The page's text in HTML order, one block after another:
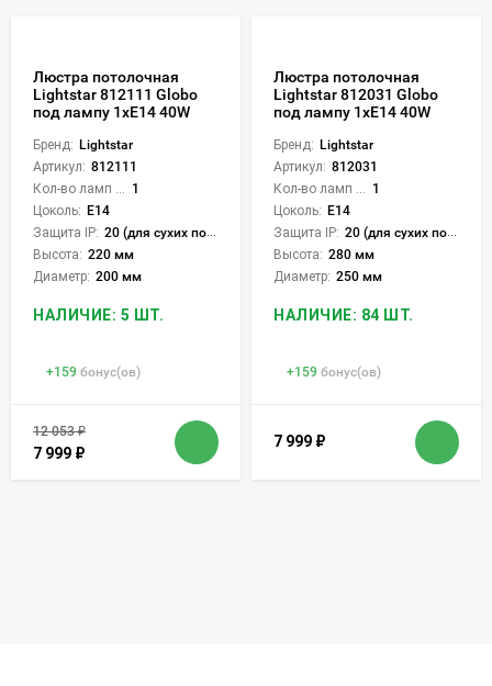
Люстра потолочная
Lightstar 812111 Globo
под лампу 1xE14 40W
Бренд: Lightstar
Артикул: 812111
Кол-во ламп или LED: 1
Цоколь: E14
Защита IP: 20 (для сухих пом.)
Высота: 220 мм
Диаметр: 200 мм
НАЛИЧИЕ: 5 ШТ.
+159 бонус(ов)
12 053₽
7 999 ₽
Люстра потолочная
Lightstar 812031 Globo
под лампу 1xE14 40W
Бренд: Lightstar
Артикул: 812031
Кол-во ламп или LED: 1
Цоколь: E14
Защита IP: 20 (для сухих пом.)
Высота: 280 мм
Диаметр: 250 мм
НАЛИЧИЕ: 84 ШТ.
+159 бонус(ов)
7 999 ₽